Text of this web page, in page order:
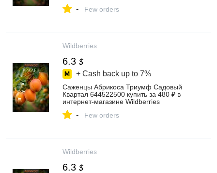
- Few orders
Wildberries
6.3 $
+ Cash back up to 7%
Саженцы Абрикоса Триумф Садовый
Квартал 644522500 купить за 480 ₽ в
интернет‑магазине Wildberries
- Few orders
Wildberries
6.3 $